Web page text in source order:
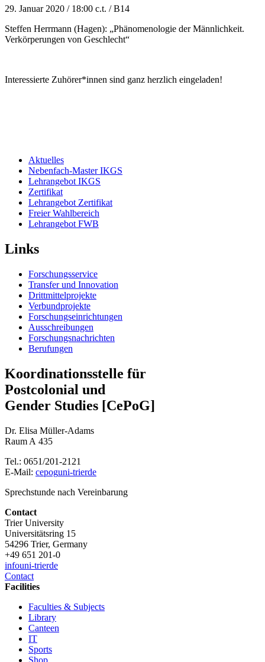
29. Januar 2020 / 18:00 c.t. / B14
Steffen Herrmann (Hagen): „Phänomenologie der Männlichkeit.
Verkörperungen von Geschlecht“
Interessierte Zuhörer*innen sind ganz herzlich eingeladen!
Aktuelles
Nebenfach-Master IKGS
Lehrangebot IKGS
Zertifikat
Lehrangebot Zertifikat
Freier Wahlbereich
Lehrangebot FWB
Links
Forschungsservice
Transfer und Innovation
Drittmittelprojekte
Verbundprojekte
Forschungseinrichtungen
Ausschreibungen
Forschungsnachrichten
Berufungen
Koordinationsstelle für
Postcolonial und
Gender Studies [CePoG]
Dr. Elisa Müller-Adams
Raum A 435
Tel.: 0651/201-2121
E-Mail: cepoguni-trierde
Sprechstunde nach Vereinbarung
Contact
Trier University
Universitätsring 15
54296 Trier, Germany
+49 651 201-0
infouni-trierde
Contact
Facilities
Faculties & Subjects
Library
Canteen
IT
Sports
Shop